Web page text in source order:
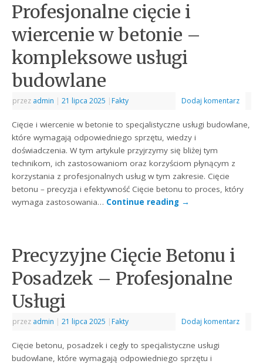
Profesjonalne cięcie i
wiercenie w betonie –
kompleksowe usługi
budowlane
przez admin | 21 lipca 2025 | Fakty Dodaj komentarz
Cięcie i wiercenie w betonie to specjalistyczne usługi budowlane,
które wymagają odpowiedniego sprzętu, wiedzy i
doświadczenia. W tym artykule przyjrzymy się bliżej tym
technikom, ich zastosowaniom oraz korzyściom płynącym z
korzystania z profesjonalnych usług w tym zakresie. Cięcie
betonu – precyzja i efektywność Cięcie betonu to proces, który
wymaga zastosowania… Continue reading →
Precyzyjne Cięcie Betonu i
Posadzek – Profesjonalne
Usługi
przez admin | 21 lipca 2025 | Fakty Dodaj komentarz
Cięcie betonu, posadzek i cegły to specjalistyczne usługi
budowlane, które wymagają odpowiedniego sprzętu i